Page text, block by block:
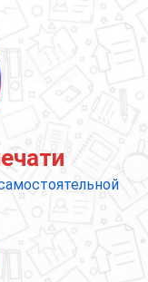
E-mail